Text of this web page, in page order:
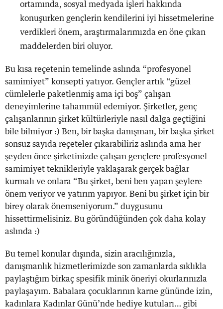
ortamında, sosyal medyada işleri hakkında
konuşurken gençlerin kendilerini iyi hissetmelerine
verdikleri önem, araştırmalarımızda en öne çıkan
maddelerden biri oluyor.
Bu kısa reçetenin temelinde aslında “profesyonel
samimiyet” konsepti yatıyor. Gençler artık “güzel
cümlelerle paketlenmiş ama içi boş” çalışan
deneyimlerine tahammül edemiyor. Şirketler, genç
çalışanlarının şirket kültürleriyle nasıl dalga geçtiğini
bile bilmiyor :) Ben, bir başka danışman, bir başka şirket
sonsuz sayıda reçeteler çıkarabiliriz aslında ama her
şeyden önce şirketinizde çalışan gençlere profesyonel
samimiyet teknikleriyle yaklaşarak gerçek bağlar
kurmalı ve onlara “Bu şirket, beni ben yapan şeylere
önem veriyor ve yatırım yapıyor. Beni bu şirket için bir
birey olarak önemseniyorum.” duygusunu
hissettirmelisiniz. Bu göründüğünden çok daha kolay
aslında :)
Bu temel konular dışında, sizin aracılığınızla,
danışmanlık hizmetlerimizde son zamanlarda sıklıkla
paylaştığım birkaç spesifik minik öneriyi okurlarınızla
paylaşayım. Babalara çocuklarının karne gününde izin,
kadınlara Kadınlar Günü’nde hediye kutuları… gibi